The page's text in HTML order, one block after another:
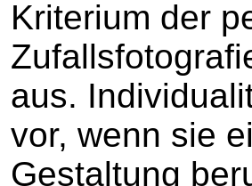
Kriterium der
aus.
vor, wenn sie
Gestaltung